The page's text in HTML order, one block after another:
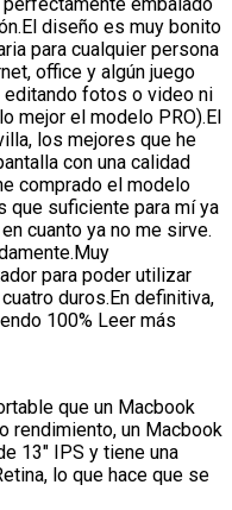
diseño es muy bonito
para cualquier persona
office y algún juego
editando fotos o video ni
mejor el modelo PRO).El
los mejores que he
con una calidad
comprado el modelo
que suficiente para mí ya
cuanto ya no me sirve.
para poder utilizar
duros.En definitiva,
100% Leer más
que un Macbook
rendimiento, un Macbook
13" IPS y tiene una
lo que hace que se